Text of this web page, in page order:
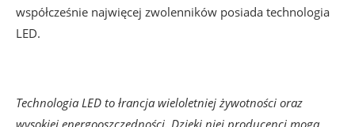
współcześnie najwięcej zwolenników posiada technologia
LED.
Technologia LED to łrancja wieloletniej żywotności oraz